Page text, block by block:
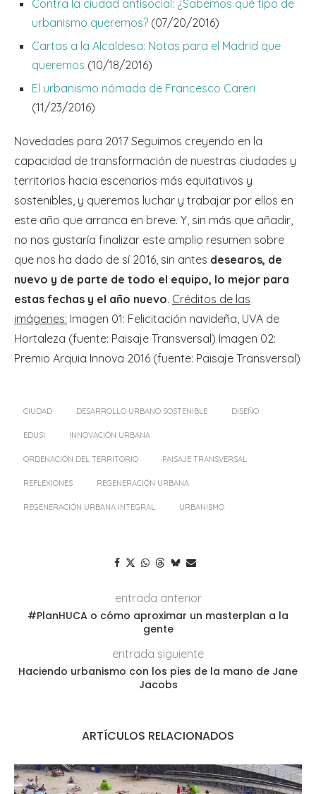
Contra la ciudad antisocial: ¿Sabemos qué tipo de
urbanismo queremos? (07/20/2016)
Cartas a la Alcaldesa: Notas para el Madrid que
queremos (10/18/2016)
El urbanismo nómada de Francesco Careri
(11/23/2016)
Novedades para 2017 Seguimos creyendo en la
capacidad de transformación de nuestras ciudades y
territorios hacia escenarios más equitativos y
sostenibles, y queremos luchar y trabajar por ellos en
este año que arranca en breve. Y, sin más que añadir,
no nos gustaría finalizar este amplio resumen sobre
que nos ha dado de sí 2016, sin antes desearos, de
nuevo y de parte de todo el equipo, lo mejor para
estas fechas y el año nuevo. Créditos de las
imágenes: Imagen 01: Felicitación navideña, UVA de
Hortaleza (fuente: Paisaje Transversal) Imagen 02:
Premio Arquia Innova 2016 (fuente: Paisaje Transversal)
CIUDAD DESARROLLO URBANO SOSTENIBLE DISEÑO
EDUSI INNOVACIÓN URBANA
ORDENACIÓN DEL TERRITORIO PAISAJE TRANSVERSAL
REFLEXIONES REGENERACIÓN URBANA
REGENERACIÓN URBANA INTEGRAL URBANISMO
entrada anterior
#PlanHUCA o cómo aproximar un masterplan a la
gente
entrada siguiente
Haciendo urbanismo con los pies de la mano de Jane
Jacobs
ARTÍCULOS RELACIONADOS